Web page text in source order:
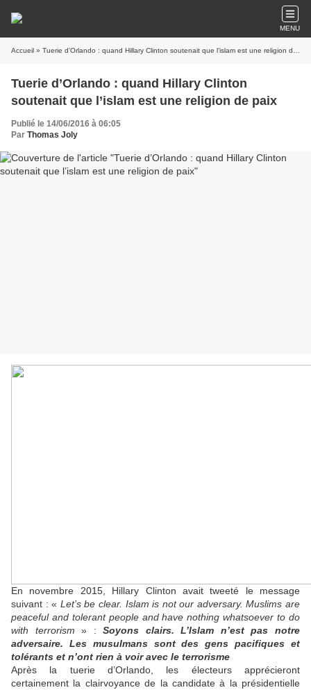
MENU
Accueil » Tuerie d’Orlando : quand Hillary Clinton soutenait que l’islam est une religion de paix
Tuerie d’Orlando : quand Hillary Clinton
soutenait que l’islam est une religion de paix
Publié le 14/06/2016 à 06:05
Par Thomas Joly
En novembre 2015, Hillary Clinton avait tweeté le message
suivant : « Let’s be clear. Islam is not our adversary. Muslims are
peaceful and tolerant people and have nothing whatsoever to do
with terrorism » :Soyons clairs. L’Islam n’est pas notre
adversaire. Les musulmans sont des gens pacifiques et
tolérants et n’ont rien à voir avec le terrorisme
Après la tuerie d’Orlando, les électeurs apprécieront
certainement la clairvoyance de la candidate à la présidentielle